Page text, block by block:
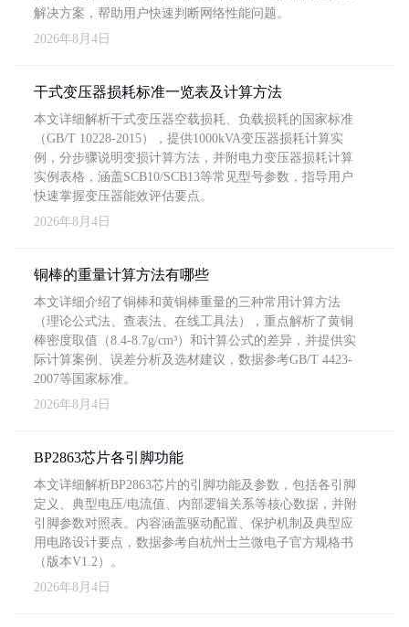
解决方案，帮助用户快速判断网络性能问题。
2026年8月4日
干式变压器损耗标准一览表及计算方法
本文详细解析干式变压器空载损耗、负载损耗的国家标准
（GB/T 10228-2015），提供1000kVA变压器损耗计算实
例，分步骤说明变损计算方法，并附电力变压器损耗计算
实例表格，涵盖SCB10/SCB13等常见型号参数，指导用户
快速掌握变压器能效评估要点。
2026年8月4日
铜棒的重量计算方法有哪些
本文详细介绍了铜棒和黄铜棒重量的三种常用计算方法
（理论公式法、查表法、在线工具法），重点解析了黄铜
棒密度取值（8.4-8.7g/cm³）和计算公式的差异，并提供实
际计算案例、误差分析及选材建议，数据参考GB/T 4423-
2007等国家标准。
2026年8月4日
BP2863芯片各引脚功能
本文详细解析BP2863芯片的引脚功能及参数，包括各引脚
定义、典型电压/电流值、内部逻辑关系等核心数据，并附
引脚参数对照表。内容涵盖驱动配置、保护机制及典型应
用电路设计要点，数据参考自杭州士兰微电子官方规格书
（版本V1.2）。
2026年8月4日